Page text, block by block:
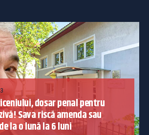
dosar penal pentru
Sava riscă amenda sau
la o lună la 6 luni